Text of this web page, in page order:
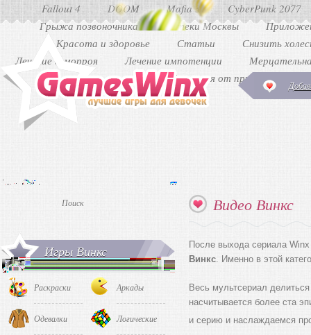
Fallout 4 DOOM Mafia 3
CyberPunk 2077
Грыжа позвоночника
Аптеки Москвы
Красота и здоровье
Статьи
Снизить
Лечение геморроя
Лечение импотенции
Как избавиться от прыщей
Видео Винкс
После выхода сериала
Винкс. Именно в этой
Весь мультсериал
насчитывается более ста
и серию и наслаждаемся
Игры Винкс
Раскраски
Одевалки
Аркады
Логические